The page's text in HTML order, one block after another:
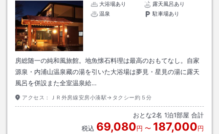
大浴場あり
露天風呂あり
温泉
駐車場あり
房総随一の純和風旅館。地魚懐石料理は最高のおもてなし。自家
源泉・内浦山温泉藏の湯を引いた大浴場は夢見・星見の湯に露天
風呂を併設また全室温泉給…
アクセス： ＪＲ外房線安房小湊駅→タクシー約５分
おとな2名 1泊1部屋 合計
税込 69,080円 〜 187,000円